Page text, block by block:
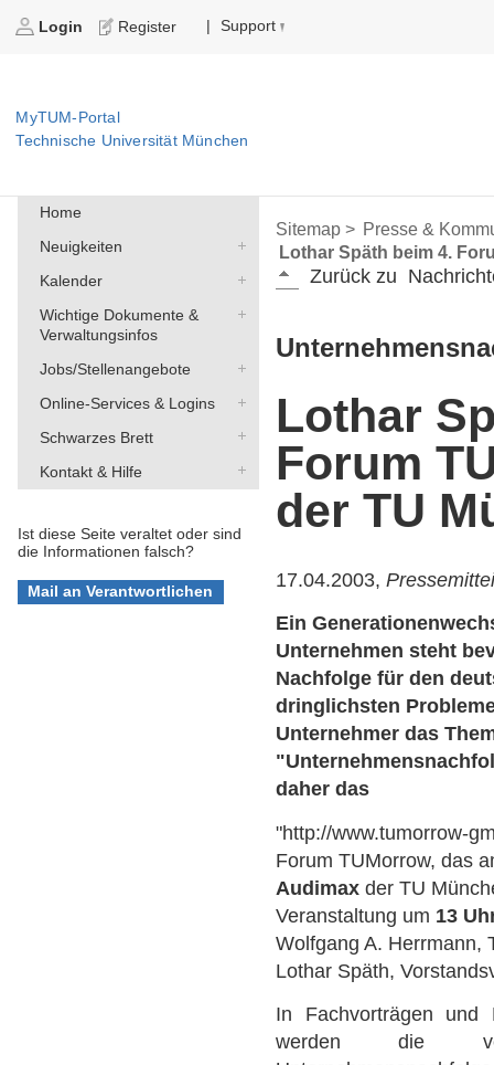
Login Register | Support
MyTUM-Portal
Technische Universität München
Home
Neuigkeiten
Kalender
Wichtige Dokumente &
Verwaltungsinfos
Jobs/Stellenangebote
Online-Services & Logins
Schwarzes Brett
Kontakt & Hilfe
Ist diese Seite veraltet oder sind
die Informationen falsch?
Sitemap > Presse &
Lothar Späth beim 4.
Zurück zu
Lothar
Forum
der TU
17.04.2003,
Ein
Unternehmen steht
Nachfolge für den
dringlichsten
Unternehmer das
daher das
"http://www.tumorrow-
Forum TUMorrow, das
Audimax der TU
Veranstaltung um 13
Wolfgang A. Herrmann,
Lothar Späth,
In Fachvorträgen und
werden die